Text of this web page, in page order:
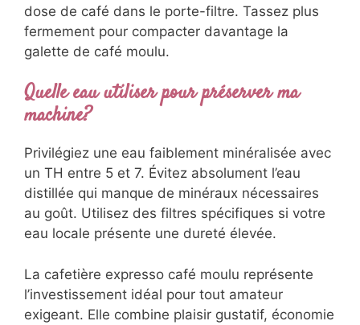
dose de café dans le porte-filtre. Tassez plus
fermement pour compacter davantage la
galette de café moulu.
Quelle eau utiliser pour préserver ma
machine?
Privilégiez une eau faiblement minéralisée avec
un TH entre 5 et 7. Évitez absolument l’eau
distillée qui manque de minéraux nécessaires
au goût. Utilisez des filtres spécifiques si votre
eau locale présente une dureté élevée.
La cafetière expresso café moulu représente
l’investissement idéal pour tout amateur
exigeant. Elle combine plaisir gustatif, économie